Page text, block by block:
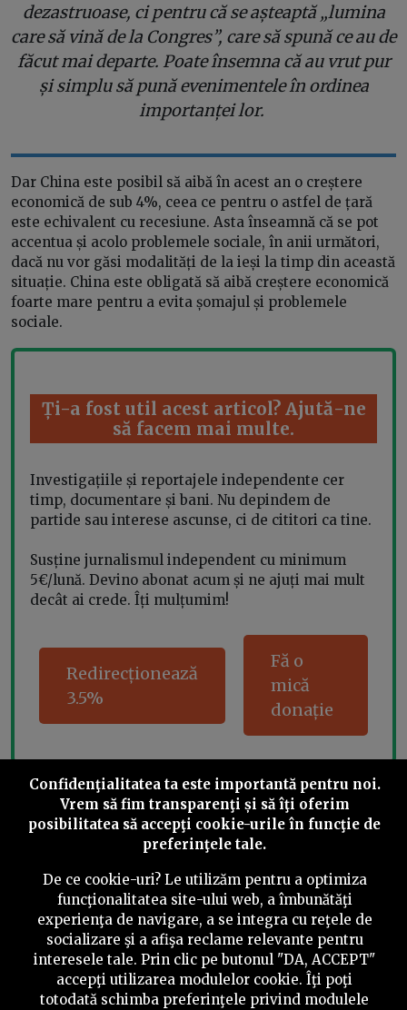
dezastruoase, ci pentru că se așteaptă „lumina
care să vină de la Congres”, care să spună ce au de
făcut mai departe. Poate însemna că au vrut pur
și simplu să pună evenimentele în ordinea
importanței lor.
Dar China este posibil să aibă în acest an o creștere
economică de sub 4%, ceea ce pentru o astfel de țară
este echivalent cu recesiune. Asta înseamnă că se pot
accentua și acolo problemele sociale, în anii următori,
dacă nu vor găsi modalități de la ieși la timp din această
situație. China este obligată să aibă creștere economică
foarte mare pentru a evita șomajul și problemele
sociale.
Ți-a fost util acest articol? Ajută-ne
să facem mai multe.
Investigațiile și reportajele independente cer
timp, documentare și bani. Nu depindem de
partide sau interese ascunse, ci de cititori ca tine.
Susține jurnalismul independent cu minimum
5€/lună. Devino abonat acum și ne ajuți mai mult
decât ai crede. Îți mulțumim!
Redirecționează
3.5%
Fă o
mică
donație
Share this
©2026 PressOne.ro
Newslettere Despre noi Politica editorială
Confidenţialitatea ta este importantă pentru noi.
Vrem să fim transparenţi și să îţi oferim
posibilitatea să accepţi cookie-urile în funcţie de
preferinţele tale.
De ce cookie-uri? Le utilizăm pentru a optimiza
funcţionalitatea site-ului web, a îmbunătăţi
experienţa de navigare, a se integra cu reţele de
socializare şi a afişa reclame relevante pentru
interesele tale. Prin clic pe butonul "DA, ACCEPT"
accepţi utilizarea modulelor cookie. Îţi poţi
totodată schimba preferinţele privind modulele